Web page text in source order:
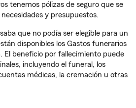
tenemos pólizas de seguro que se
y presupuestos.
que no podía ser elegible para un
disponibles los Gastos funerarios
El beneficio por fallecimiento puede
incluyendo el funeral, los
médicas, la cremación u otras